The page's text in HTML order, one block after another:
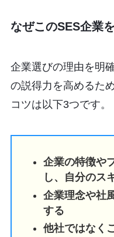
なぜこのSES企業
企業選びの理由を明
の説得力を高めるた
コツは以下3つです。
企業の特徴や
し、自分のス
企業理念や社
する
他社ではなく